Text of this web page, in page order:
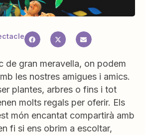
de gran meravella, on podem
les nostres amigues i amics.
plantes, arbres o fins i tot
molts regals per oferir. Els
món encantat compartirà amb
fi si ens obrim a escoltar,